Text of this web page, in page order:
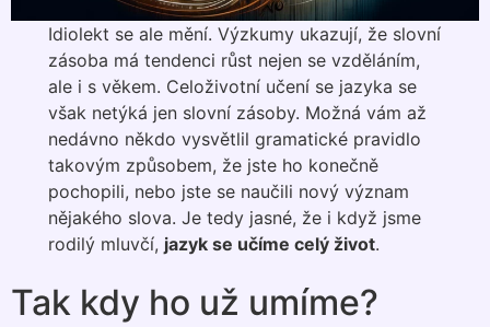
Idiolekt se ale mění. Výzkumy ukazují, že slovní
zásoba má tendenci růst nejen se vzděláním,
ale i s věkem. Celoživotní učení se jazyka se
však netýká jen slovní zásoby. Možná vám až
nedávno někdo vysvětlil gramatické pravidlo
takovým způsobem, že jste ho konečně
pochopili, nebo jste se naučili nový význam
nějakého slova. Je tedy jasné, že i když jsme
rodilý mluvčí, jazyk se učíme celý život.
Tak kdy ho už umíme?